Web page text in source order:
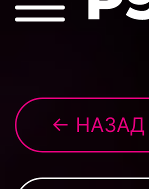
← НАЗАД